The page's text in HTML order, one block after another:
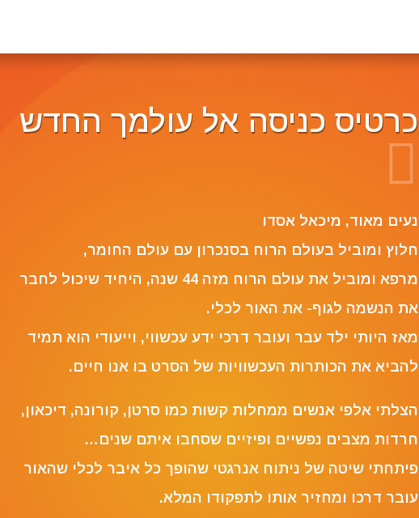
כרטיס כניסה אל עולמך החדש
נעים מאוד, ‏מיכאל אסדו
חלוץ ומוביל בעולם הרוח בסנכרון עם עולם החומר,
מרפא ומוביל את עולם הרוח מזה 44 שנה, היחיד שיכול לחבר
את הנשמה לגוף- את האור לכלי.
מאז היותי ילד עבר ועובר דרכי ידע עכשווי, וייעודי הוא תמיד
להביא את הכותרות העכשוויות של הסרט בו אנו חיים.
הצלתי אלפי אנשים ממחלות קשות כמו סרטן, קורונה, דיכאון,
חרדות מצבים נפשיים ופיזיים שסחבו איתם שנים…
פיתחתי שיטה של ניתוח אנרגטי שהופך כל איבר לכלי שהאור
עובר דרכו ומחזיר אותו לתפקודו המלא.